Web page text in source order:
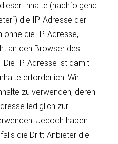
Inhalte (nachfolgend
die IP-Adresse der
ohne die IP-Adresse,
an den Browser des
Die IP-Adresse ist damit
erforderlich. Wir
zu verwenden, deren
lediglich zur
Jedoch haben
die Dritt-Anbieter die